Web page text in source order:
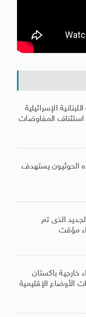
الإسرائيلية
المفاوضات
الحوثيون يستهدف
الذى تم
مؤقت
خارجية باكستان
الأوضاع الإقليمية